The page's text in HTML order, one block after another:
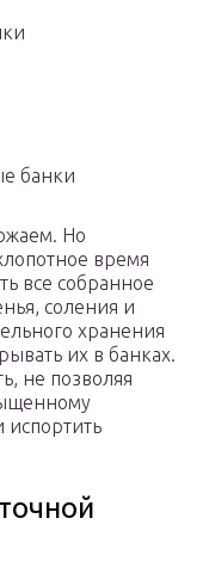
банки
Но
время
все собранное
соления и
хранения
их в банках.
не позволяя